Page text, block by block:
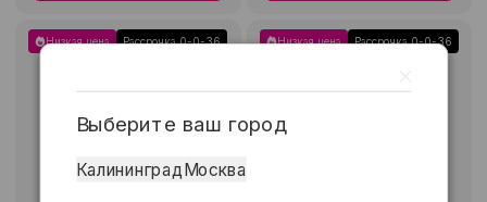
Низкая цена Рассрочка 0-0-36 Низкая цена Рассрочка 0-0-36
Выберите ваш город
КалининградМосква